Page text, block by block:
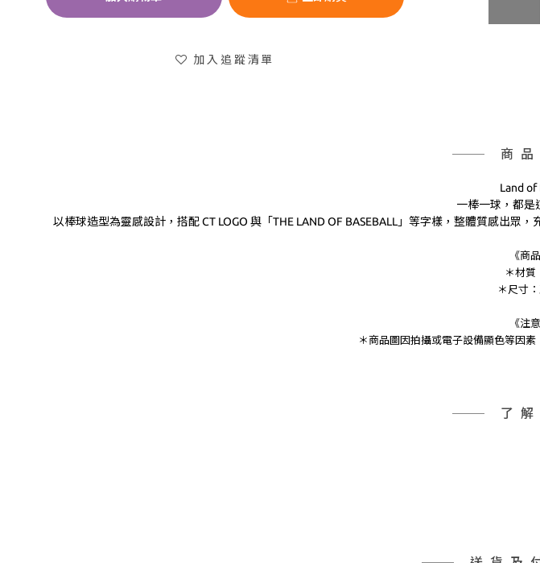
加入追蹤清單
商
Land of
一棒一球，都是
以棒球造型為靈感設計，搭配 CT LOGO 與「THE LAND OF BASEBALL」等字樣，整體質感出
《商
＊材質
＊尺寸
《注
＊商品圖因拍攝或電子設備顯色等因
了